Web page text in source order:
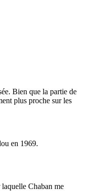
Bien que la partie de
plus proche sur les
en 1969.
Chaban me